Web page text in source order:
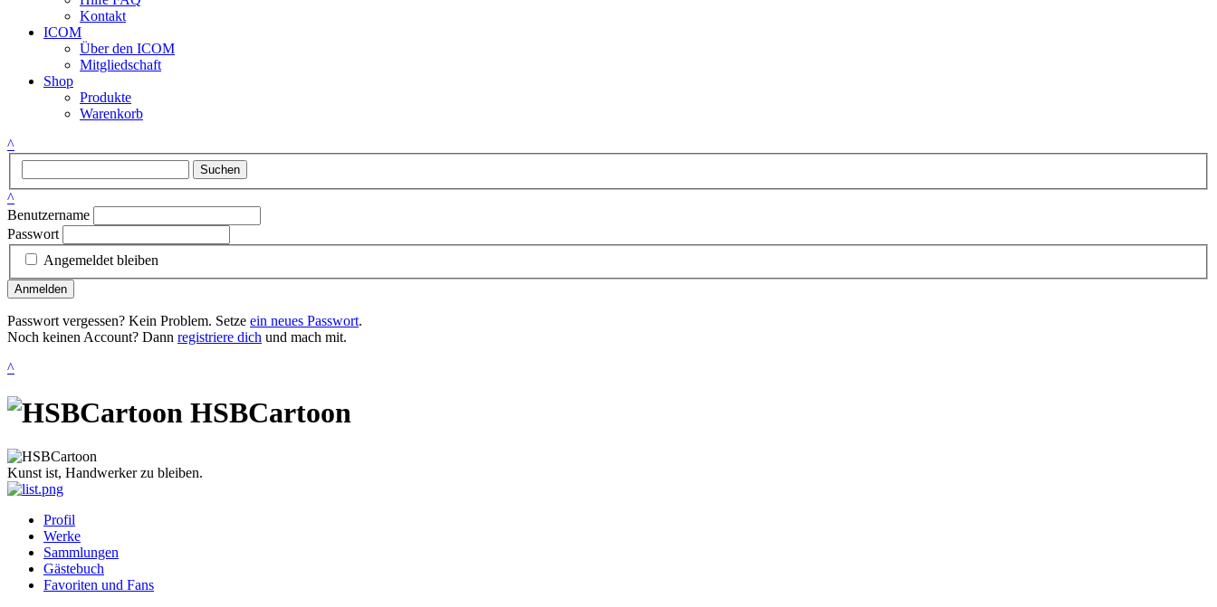
Kontakt
ICOM
Über den ICOM
Mitgliedschaft
Shop
Produkte
Warenkorb
^
Suchen
^
Benutzername
Passwort
Angemeldet bleiben
Anmelden
Passwort vergessen? Kein Problem. Setze ein neues Passwort.
Noch keinen Account? Dann registriere dich und mach mit.
^
HSBCartoon
Kunst ist, Handwerker zu bleiben.
Profil
Werke
Sammlungen
Gästebuch
Favoriten und Fans